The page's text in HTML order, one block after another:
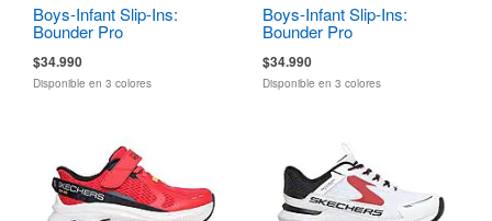
Boys-Infant Slip-Ins:
Bounder Pro
$34.990
Disponible en 3 colores
Boys-Infant Slip-Ins:
Bounder Pro
$34.990
Disponible en 3 colores